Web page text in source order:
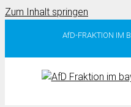
Zum Inhalt springen
AfD-FRAKTION IM